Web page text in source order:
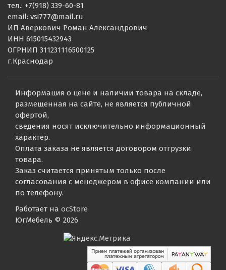
тел.: +7(918) 339-60-81
email: vsi777@mail.ru
ИП Аверкович Роман Александрович
ИНН 615015432943
ОГРНИП 311231116500125
г.Краснодар
Информация о цене и наличии товара на складе,
размещенная на сайте, не является публичной
офертой,
сведения носят исключительно информационный
характер.
Оплата заказа не является договором отгрузки
товара.
Заказ считается принятым только после
согласования с менеджером в офисе компании или
по телефону.
Работает на ocStore
ЮгМебель © 2026